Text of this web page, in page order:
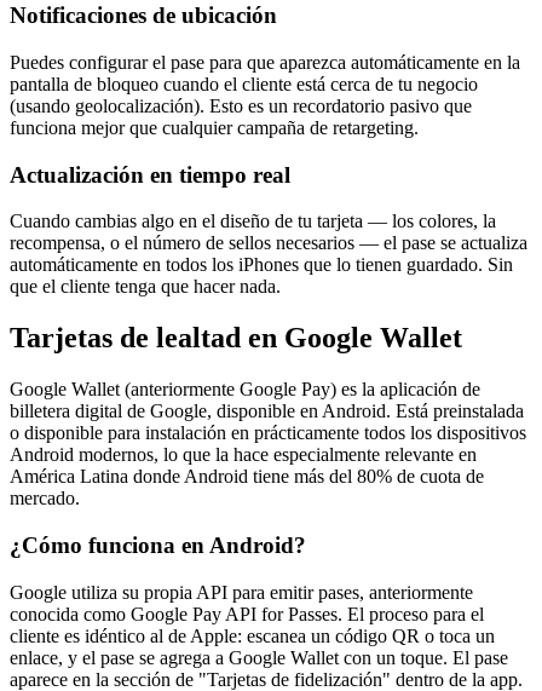
Notificaciones de ubicación
Puedes configurar el pase para que aparezca automáticamente en la
pantalla de bloqueo cuando el cliente está cerca de tu negocio
(usando geolocalización). Esto es un recordatorio pasivo que
funciona mejor que cualquier campaña de retargeting.
Actualización en tiempo real
Cuando cambias algo en el diseño de tu tarjeta — los colores, la
recompensa, o el número de sellos necesarios — el pase se actualiza
automáticamente en todos los iPhones que lo tienen guardado. Sin
que el cliente tenga que hacer nada.
Tarjetas de lealtad en Google Wallet
Google Wallet (anteriormente Google Pay) es la aplicación de
billetera digital de Google, disponible en Android. Está preinstalada
o disponible para instalación en prácticamente todos los dispositivos
Android modernos, lo que la hace especialmente relevante en
América Latina donde Android tiene más del 80% de cuota de
mercado.
¿Cómo funciona en Android?
Google utiliza su propia API para emitir pases, anteriormente
conocida como Google Pay API for Passes. El proceso para el
cliente es idéntico al de Apple: escanea un código QR o toca un
enlace, y el pase se agrega a Google Wallet con un toque. El pase
aparece en la sección de "Tarjetas de fidelización" dentro de la app.